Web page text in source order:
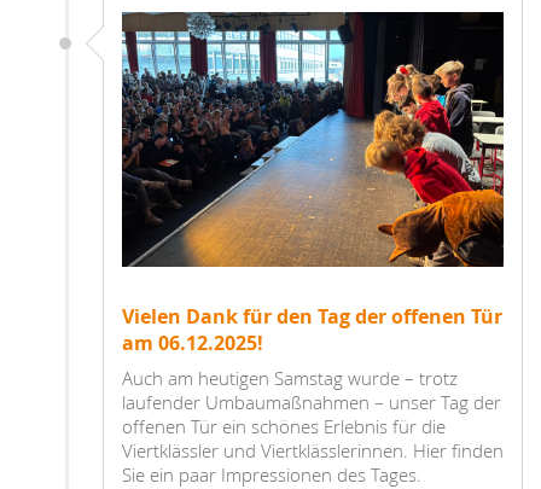
Vielen Dank für den Tag der offenen Tür
am 06.12.2025!
Auch am heutigen Samstag wurde – trotz
laufender Umbaumaßnahmen – unser Tag der
offenen Tür ein schönes Erlebnis für die
Viertklässler und Viertklässlerinnen. Hier finden
Sie ein paar Impressionen des Tages.